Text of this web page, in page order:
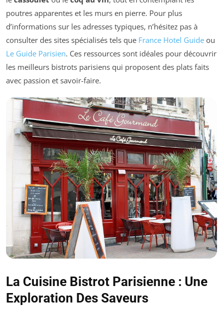
poutres apparentes et les murs en pierre. Pour plus
d’informations sur les adresses typiques, n’hésitez pas à
consulter des sites spécialisés tels que France Hotel Guide ou
Le Guide Parisien. Ces ressources sont idéales pour découvrir
les meilleurs bistrots parisiens qui proposent des plats faits
avec passion et savoir-faire.
La Cuisine Bistrot Parisienne : Une
Exploration Des Saveurs